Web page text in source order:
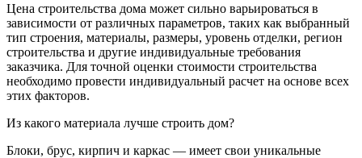
Цена строительства дома может сильно варьироваться в
зависимости от различных параметров, таких как выбранный
тип строения, материалы, размеры, уровень отделки, регион
строительства и другие индивидуальные требования
заказчика. Для точной оценки стоимости строительства
необходимо провести индивидуальный расчет на основе всех
этих факторов.
Из какого материала лучше строить дом?
Блоки, брус, кирпич и каркас — имеет свои уникальные